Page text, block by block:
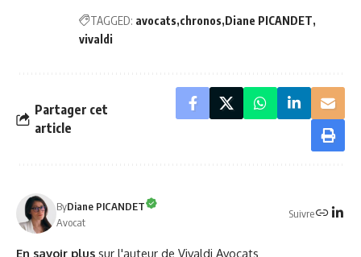
TAGGED: avocats chronos Diane PICANDET
vivaldi
Partager cet
article
ByDiane PICANDET
Avocat
Suivre
En savoir plus sur l'auteur de Vivaldi Avocats